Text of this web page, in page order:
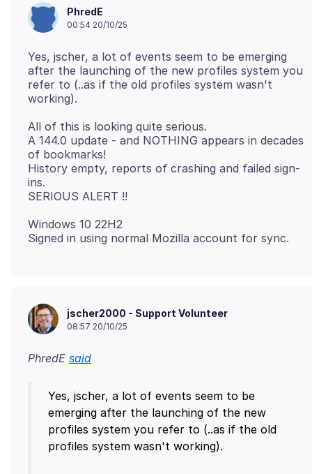
PhredE
00:54 20/10/25
Yes, jscher, a lot of events seem to be emerging
after the launching of the new profiles system you
refer to (..as if the old profiles system wasn't
All of this is looking quite serious.
A 144.0 update - and NOTHING appears in decades
of bookmarks!
History empty, reports of crashing and failed sign-
ins.
Windows 10 22H2
jscher2000 - Support Volunteer
08:57 20/10/25
PhredE said
Yes, jscher, a lot of events seem to be
emerging after the launching of the new
profiles system you refer to (..as if the old
profiles system wasn't working).